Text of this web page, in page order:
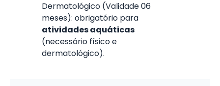
Dermatológico (Validade 06
meses): obrigatório para
atividades aquáticas
(necessário físico e
dermatológico).